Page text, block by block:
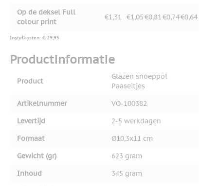
Op de deksel Full
colour print
€1,31 €1,05€0,81€0,74€0,64
Instelkosten: € 29,95
Productinformatie
Product
Glazen snoeppot
Paaseitjes
Artikelnummer
VO-100382
Levertijd
2-5 werkdagen
Formaat
Ø10,3x11 cm
Gewicht (gr)
623 gram
Inhoud
345 gram